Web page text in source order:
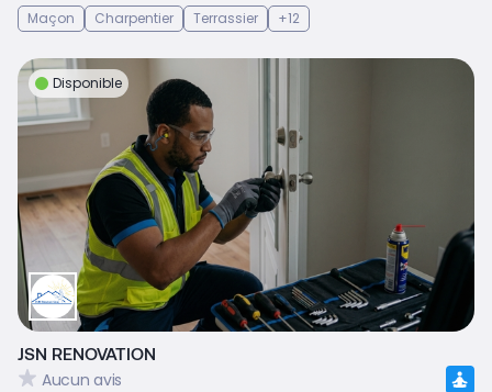
Maçon
Charpentier Terrassier +12
Disponible
JSN RENOVATION
Aucun avis